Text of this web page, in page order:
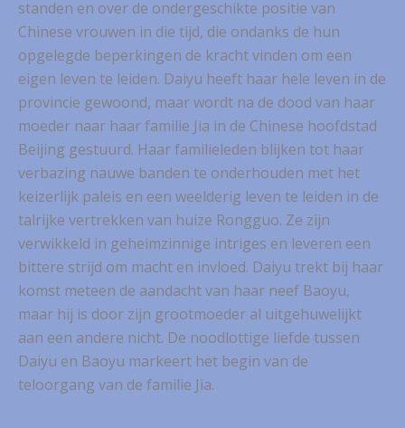
standen en over de ondergeschikte positie van
Chinese vrouwen in die tijd, die ondanks de hun
opgelegde beperkingen de kracht vinden om een
eigen leven te leiden. Daiyu heeft haar hele leven in de
provincie gewoond, maar wordt na de dood van haar
moeder naar haar familie Jia in de Chinese hoofdstad
Beijing gestuurd. Haar familieleden blijken tot haar
verbazing nauwe banden te onderhouden met het
keizerlijk paleis en een weelderig leven te leiden in de
talrijke vertrekken van huize Rongguo. Ze zijn
verwikkeld in geheimzinnige intriges en leveren een
bittere strijd om macht en invloed. Daiyu trekt bij haar
komst meteen de aandacht van haar neef Baoyu,
maar hij is door zijn grootmoeder al uitgehuwelijkt
aan een andere nicht. De noodlottige liefde tussen
Daiyu en Baoyu markeert het begin van de
teloorgang van de familie Jia.